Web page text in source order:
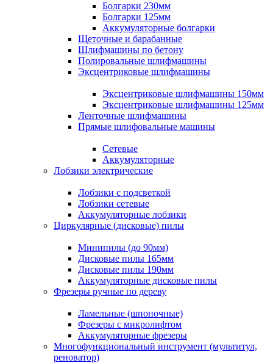
Болгарки 230мм
Болгарки 125мм
Аккумуляторные болгарки
Щеточные и барабанные
Шлифмашины по бетону
Полировальные шлифмашины
Эксцентриковые шлифмашины
Эксцентриковые шлифмашины 150мм
Эксцентриковые шлифмашины 125мм
Ленточные шлифмашины
Прямые шлифовальные машины
Сетевые
Аккумуляторные
Лобзики электрические
Лобзики с подсветкой
Лобзики сетевые
Аккумуляторные лобзики
Циркулярные (дисковые) пилы
Минипилы (до 90мм)
Дисковые пилы 165мм
Дисковые пилы 190мм
Аккумуляторные дисковые пилы
Фрезеры ручные по дереву
Ламельные (шпоночные)
Фрезеры с микролифтом
Аккумуляторные фрезеры
Многофункциональный инструмент (мультитул,
реноватор)